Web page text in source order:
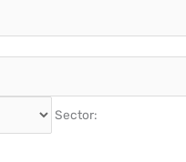
Sector: